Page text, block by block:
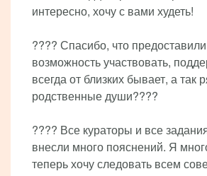
интересно, хочу с вами худеть!
???? Спасибо, что предоставили
возможность участвовать,
всегда от близких бывает, а так
родственные души????
???? Все кураторы и все
внесли много пояснений. Я
теперь хочу следовать всем